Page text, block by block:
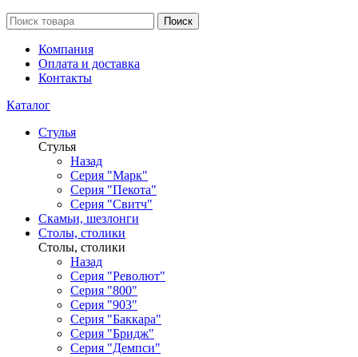
Поиск
Компания
Оплата и доставка
Контакты
Каталог
Стулья
Стулья
Назад
Серия "Марк"
Серия "Пекота"
Серия "Свитч"
Скамьи, шезлонги
Столы, столики
Столы, столики
Назад
Серия "Револют"
Серия "800"
Серия "903"
Серия "Баккара"
Серия "Бридж"
Серия "Демпси"